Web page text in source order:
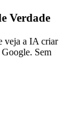
Verdade
veja a IA criar
Sem